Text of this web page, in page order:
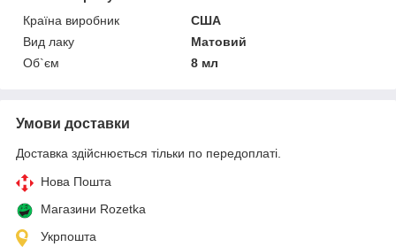
Країна виробник
США
Вид лаку
Матовий
Об`єм
8 мл
Умови доставки
Доставка здійснюється тільки по передоплаті.
Нова Пошта
Магазини Rozetka
Укрпошта